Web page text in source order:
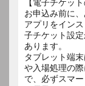
【電子チケッ
お申込み前に
アプリをイン
子チケット設
あります。
タブレット端
や入場処理の
で、必ずスマ